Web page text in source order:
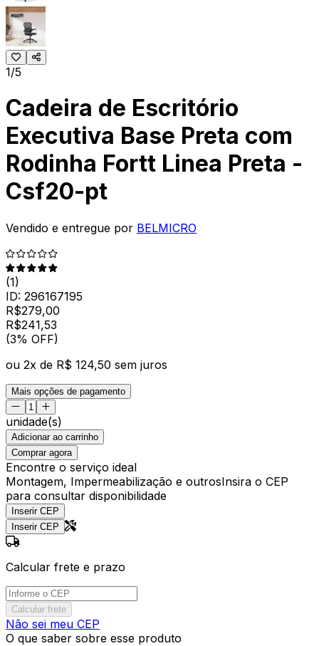
1/5
Cadeira de Escritório
Executiva Base Preta com
Rodinha Fortt Linea Preta -
Csf20-pt
Vendido e entregue por BELMICRO
(1)
ID: 296167195
R$279,00
R$241,53
(3% OFF)
ou 2x de R$ 124,50 sem juros
Mais opções de pagamento
unidade(s)
Adicionar ao carrinho
Comprar agora
Encontre o serviço ideal
Montagem, Impermeabilização e outrosInsira o CEP
para consultar disponibilidade
Inserir CEP
Inserir CEP
Calcular frete e prazo
Calcular frete
Não sei meu CEP
O que saber sobre esse produto